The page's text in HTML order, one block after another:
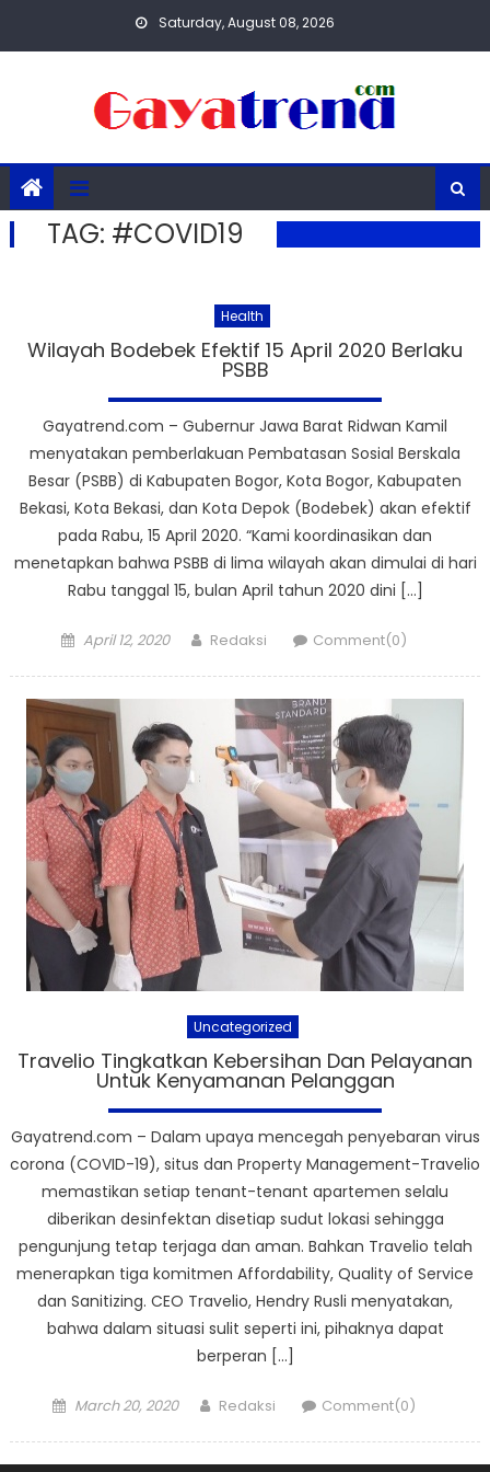
Saturday, August 08, 2026
TAG: #COVID19
Health
Wilayah Bodebek Efektif 15 April 2020 Berlaku
PSBB
Gayatrend.com – Gubernur Jawa Barat Ridwan Kamil
menyatakan pemberlakuan Pembatasan Sosial Berskala
Besar (PSBB) di Kabupaten Bogor, Kota Bogor, Kabupaten
Bekasi, Kota Bekasi, dan Kota Depok (Bodebek) akan efektif
pada Rabu, 15 April 2020. “Kami koordinasikan dan
menetapkan bahwa PSBB di lima wilayah akan dimulai di hari
Rabu tanggal 15, bulan April tahun 2020 dini […]
Posted
April 12, 2020 Author
Redaksi Comment(0)
Uncategorized
Travelio Tingkatkan Kebersihan Dan Pelayanan
Untuk Kenyamanan Pelanggan
Gayatrend.com – Dalam upaya mencegah penyebaran virus
corona (COVID-19), situs dan Property Management-Travelio
memastikan setiap tenant-tenant apartemen selalu
diberikan desinfektan disetiap sudut lokasi sehingga
pengunjung tetap terjaga dan aman. Bahkan Travelio telah
menerapkan tiga komitmen Affordability, Quality of Service
dan Sanitizing. CEO Travelio, Hendry Rusli menyatakan,
bahwa dalam situasi sulit seperti ini, pihaknya dapat
berperan […]
Posted
March 20, 2020 Author
Redaksi Comment(0)